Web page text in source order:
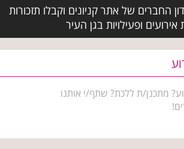
החברים של אתר קניונים וקבלו תזכורות
אירועים ופעילויות בגן העיר
מתכנן/ת ללכת? שתף/י אותנו